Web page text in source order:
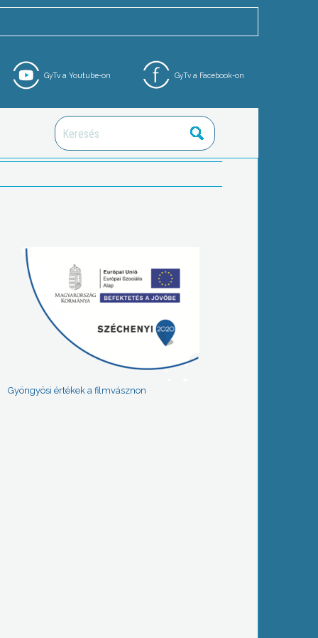
GyTv a Facebook-on
GyTv a Youtube-on
Gyöngyösi értékek a filmvásznon